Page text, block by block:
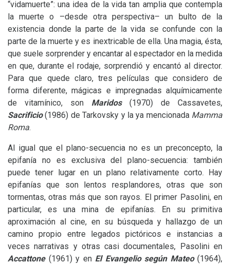
“vidamuerte”: una idea de la vida tan amplia que contempla
la muerte o –desde otra perspectiva– un bulto de la
existencia donde la parte de la vida se confunde con la
parte de la muerte y es inextricable de ella. Una magia, ésta,
que suele sorprender y encantar al espectador en la medida
en que, durante el rodaje, sorprendió y encantó al director.
Para que quede claro, tres películas que considero de
forma diferente, mágicas e impregnadas alquímicamente
de vitamínico, son Maridos(1970) de Cassavetes,
Sacrificio(1986) de Tarkovsky y la ya mencionada Mamma
Roma.
Al igual que el plano-secuencia no es un preconcepto, la
epifanía no es exclusiva del plano-secuencia: también
puede tener lugar en un plano relativamente corto. Hay
epifanías que son lentos resplandores, otras que son
tormentas, otras más que son rayos. El primer Pasolini, en
particular, es una mina de epifanías. En su primitiva
aproximación al cine, en su búsqueda y hallazgo de un
camino propio entre legados pictóricos e instancias a
veces narrativas y otras casi documentales, Pasolini en
Accattone(1961) y en El Evangelio según Mateo(1964),